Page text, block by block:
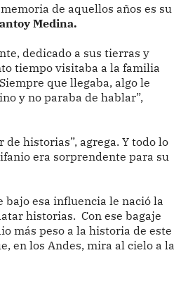
de aquellos años es su
Medina.
dedicado a sus tierras y
tiempo visitaba a la familia
que llegaba, algo le
y no paraba de hablar”,
de historias”, agrega. Y todo lo
era sorprendente para su
esa influencia le nació la
historias. Con ese bagaje
más peso a la historia de este
en los Andes, mira al cielo a la